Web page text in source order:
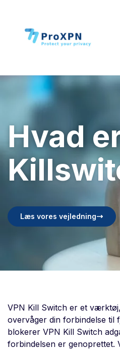
Hvad
Læs vores vejledning
VPN Kill Switch er et
overvåger din forbindelse til
blokerer VPN Kill Switch
forbindelsen er genoprettet.